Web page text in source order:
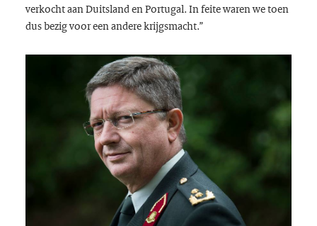
verkocht aan Duitsland en Portugal. In feite waren we toen
dus bezig voor een andere krijgsmacht.”